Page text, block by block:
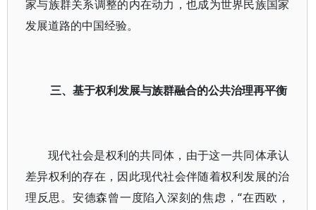
家与族群关系调整的内在动力，也成为世界民族国家
发展道路的中国经验。
三、基于权利发展与族群融合的公共治理再平衡
现代社会是权利的共同体，由于这一共同体承认
差异权利的存在，因此现代社会伴随着权利发展的治
理反思。安德森曾一度陷入深刻的焦虑，“在西欧，